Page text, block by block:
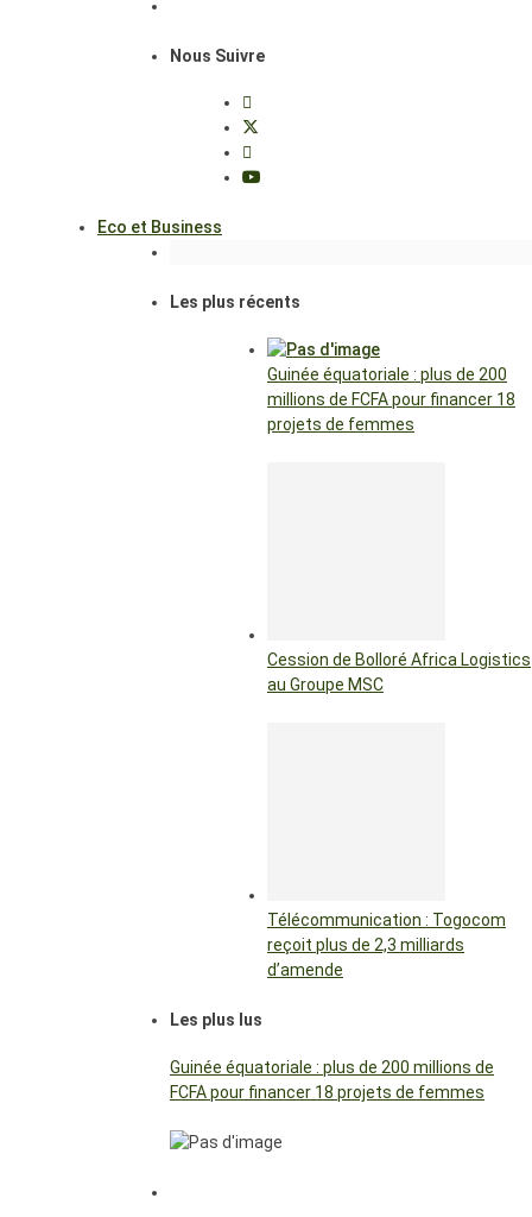
Nous Suivre
Eco et Business
Les plus récents
Guinée équatoriale : plus de 200
millions de FCFA pour financer 18
projets de femmes
Cession de Bolloré Africa Logistics
au Groupe MSC
Télécommunication : Togocom
reçoit plus de 2,3 milliards
d’amende
Les plus lus
Guinée équatoriale : plus de 200 millions de
FCFA pour financer 18 projets de femmes